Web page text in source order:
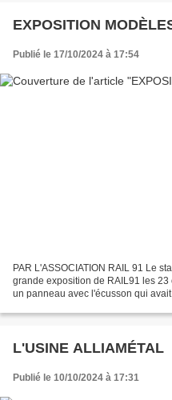
Publié le 17/10/2024 à 17:54
PAR L'ASSOCIATION RAIL 91 Le stand du GRHL Le GRHL à participé à la
grande exposition de RAIL91 les
un panneau avec l'écusson qui
L'USINE ALLIAMÉTAL
Publié le 10/10/2024 à 17:31